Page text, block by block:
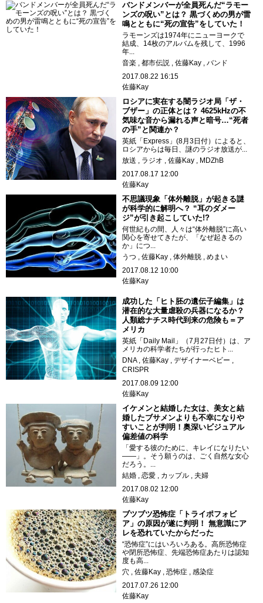
バンドメンバーが全員死んだ“ラモー
ンズの呪い”とは？ 黒づくめの男が雷
鳴とともに“死の宣告”をしていた！
ラモーンズは1974年にニューヨークで
結成、14枚のアルバムを残して、1996
年...
音楽
都市伝説 佐藤Kay
バンド
2017.08.22 16:15
佐藤Kay
ロシアに実在する闇ラジオ局「ザ・
ブザー」の正体とは？ 4625kHzの不
気味な音から漏れる声と暗号…“死者
の手”と関連か？
英紙「Express」(8月3日付）によると、
ロシアからは毎日、謎のラジオ放送が...
放送
ラジオ 佐藤Kay
MDZhB
2017.08.17 12:00
佐藤Kay
不思議現象「体外離脱」が起きる謎
が科学的に解明へ？ “耳のダメー
ジ”が引き起こしていた!?
何世紀もの間、人々は“体外離脱”に高い
関心を寄せてきたが、「なぜ起きるの
か」につ...
うつ
佐藤Kay 体外離脱
めまい
2017.08.12 10:00
佐藤Kay
成功した「ヒト胚の遺伝子編集」は
潜在的な大量虐殺の兵器になるか？
人類総ナチス時代到来の危険も＝ア
メリカ
英紙「Daily Mail」（7月27日付）は、ア
メリカの科学者たちが行ったヒト...
DNA
佐藤Kay
デザイナーベビー
CRISPR
2017.08.09 12:00
佐藤Kay
イケメンと結婚した女は、美女と結
婚したブサメンよりも不幸になりや
すいことが判明！奥深いビジュアル
偏差値の科学
「愛する彼のために、キレイになりたい
――」。そう願うのは、ごく自然な女心
だろう。...
結婚
恋愛 カップル
夫婦
2017.08.02 12:00
佐藤Kay
ブツブツ恐怖症「トライポフォビ
ア」の原因が遂に判明！ 無意識にア
レを恐れていたからだった
“恐怖症”にはいろいろある。高所恐怖症
や閉所恐怖症、先端恐怖症あたりは認知
度も高...
穴
佐藤Kay 恐怖症
感染症
2017.07.26 12:00
佐藤Kay